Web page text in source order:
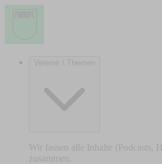
Vereine / Themen
Wir fassen alle Inhalte (Podcasts,
zusammen.